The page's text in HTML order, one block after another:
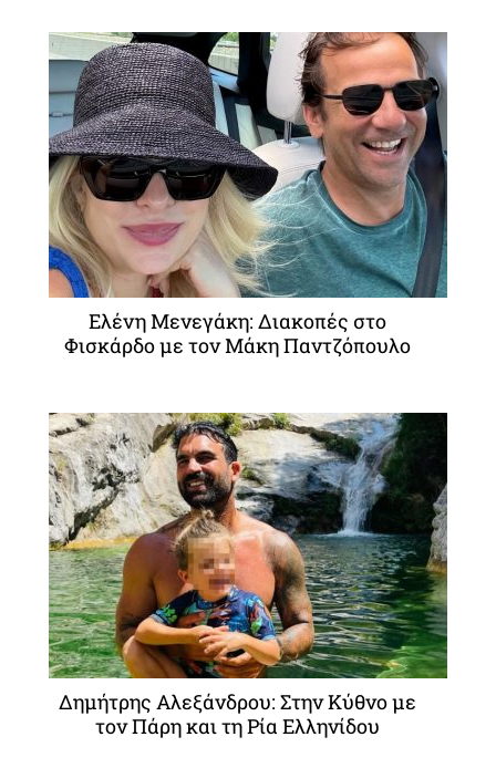
Ελένη Μενεγάκη: Διακοπές στο
Φισκάρδο με τον Μάκη Παντζόπουλο
Δημήτρης Αλεξάνδρου: Στην Κύθνο με
τον Πάρη και τη Ρία Ελληνίδου